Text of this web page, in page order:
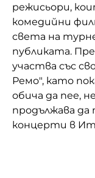
режисьори,
комедийни
света на
публиката.
участва със
Ремо", като
обича да пее,
продължава
концерти в